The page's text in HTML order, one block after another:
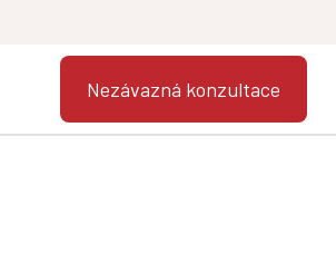
Nezávazná konzultace